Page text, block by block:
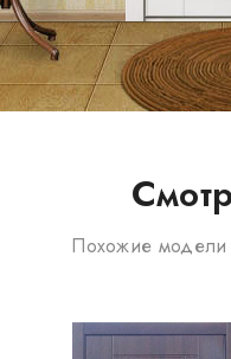
Похожие модели